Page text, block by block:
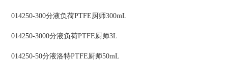
014250-300分液负荷PTFE厨师300mL
014250-3000分液负荷PTFE厨师3L
014250-50分液洛特PTFE厨师50mL